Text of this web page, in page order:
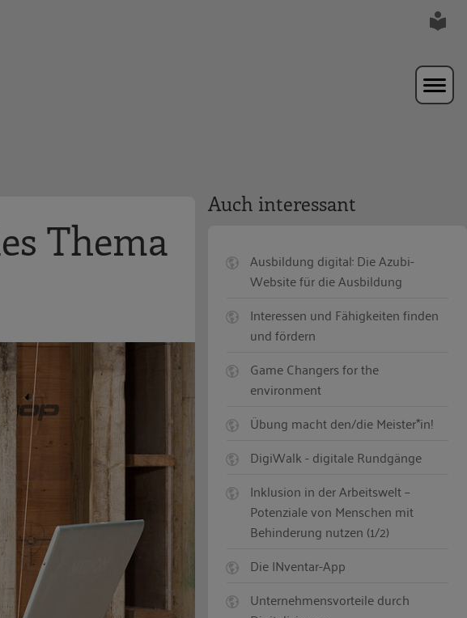
Thema
Auch interessant
Ausbildung digital: Die Azubi-
Website für die Ausbildung
Interessen und Fähigkeiten finden
und fördern
Game Changers for the
environment
Übung macht den/die Meister*in!
DigiWalk - digitale Rundgänge
Inklusion in der Arbeitswelt –
Potenziale von Menschen mit
Behinderung nutzen (1/2)
Die INventar-App
Unternehmensvorteile durch